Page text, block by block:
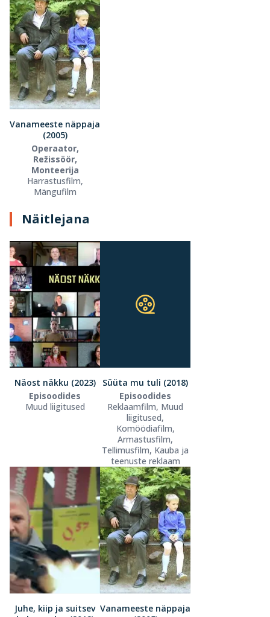
Vanameeste näppaja
(2005)
Operaator,
Režissöör,
Monteerija
Harrastusfilm,
Mängufilm
Näitlejana
Näost näkku (2023)
Episoodides
Muud liigitused
Süüta mu tuli (2018)
Episoodides
Reklaamfilm, Muud
liigitused,
Komöödiafilm,
Armastusfilm,
Tellimusfilm, Kauba ja
teenuste reklaam
Juhe, kiip ja suitsev Vanameeste näppaja